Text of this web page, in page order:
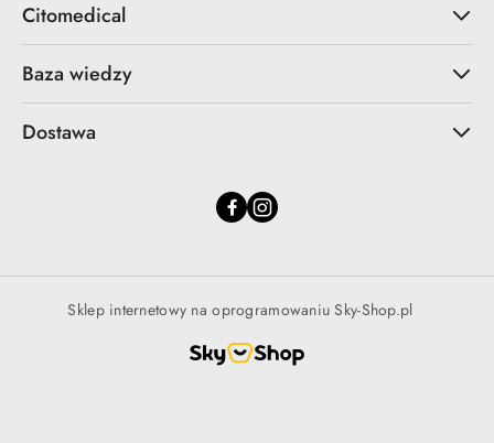
Citomedical
Baza wiedzy
Dostawa
Sklep internetowy na oprogramowaniu Sky-Shop.pl